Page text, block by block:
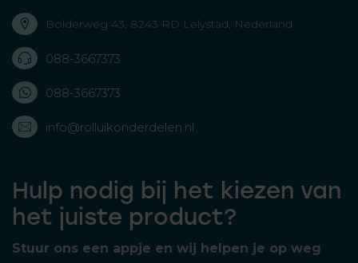
Bolderweg 43, 8243 RD Lelystad, Nederland
088-3667373
088-3667373
info@rolluikonderdelen.nl
Hulp nodig bij het kiezen van
het juiste product?
Stuur ons een appje en wij helpen je op weg